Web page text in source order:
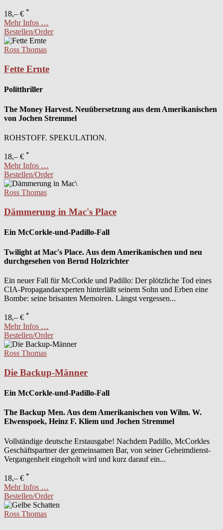
18,– € *
Mehr Infos …
Bestellen/Order
Ross Thomas
Fette Ernte
Politthriller
The Money Harvest. Neuübersetzung aus dem Amerikanischen
von Jochen Stremmel
ROHSTOFF. SPEKULATION.
18,– € *
Mehr Infos …
Bestellen/Order
Ross Thomas
Dämmerung in Mac's Place
Ein McCorkle-und-Padillo-Fall
Twilight at Mac's Place. Aus dem Amerikanischen und neu
durchgesehen von Bernd Holzrichter
Ein neuer Fall für McCorkle und Padillo: Der plötzliche Tod eines
CIA-Propagandaexperten hinterläßt seinem Sohn und Erben eine
Bombe: seine brisanten Memoiren. Längst vergessen...
18,– € *
Mehr Infos …
Bestellen/Order
Ross Thomas
Die Backup-Männer
Ein McCorkle-und-Padillo-Fall
The Backup Men. Aus dem Amerikanischen von Wilm. W.
Elwenspoek, Heinz F. Kliem und Jochen Stremmel
Vollständige deutsche Erstausgabe! Nachdem Padillo, McCorkles
Geschäftspartner der gemeinsamen Bar, von seiner Geheimdienst-
Vergangenheit eingeholt wird und kurz darauf ein...
18,– € *
Mehr Infos …
Bestellen/Order
Ross Thomas